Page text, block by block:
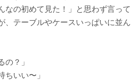
なの初めて見た！」と思わず言って
、テーブルやケースいっぱいに並ん
の？」
ちいい〜」